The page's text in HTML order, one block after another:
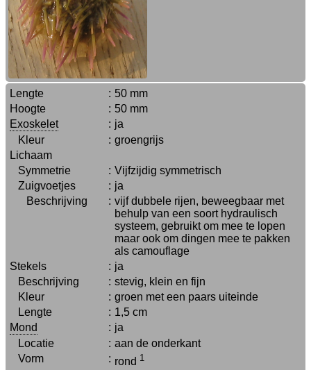
Lengte : 50 mm
Hoogte
: 50 mm
Exoskelet
: ja
Kleur
: groengrijs
Lichaam
Symmetrie
: Vijfzijdig symmetrisch
Zuigvoetjes
: ja
Beschrijving
: vijf dubbele rijen, beweegbaar met
behulp van een soort hydraulisch
systeem, gebruikt om mee te lopen
maar ook om dingen mee te pakken
als camouflage
Stekels
: ja
Beschrijving
: stevig, klein en fijn
Kleur
: groen met een paars uiteinde
Lengte
: 1,5 cm
Mond
: ja
Locatie
: aan de onderkant
Vorm
: rond 1